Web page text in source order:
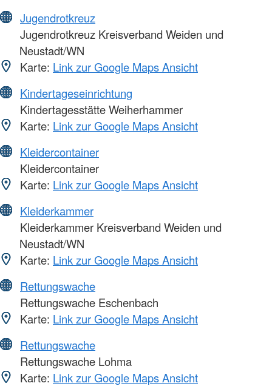
Jugendrotkreuz
Jugendrotkreuz Kreisverband Weiden und
Neustadt/WN
Karte: Link zur Google Maps Ansicht
Kindertageseinrichtung
Kindertagesstätte Weiherhammer
Karte: Link zur Google Maps Ansicht
Kleidercontainer
Kleidercontainer
Karte: Link zur Google Maps Ansicht
Kleiderkammer
Kleiderkammer Kreisverband Weiden und
Neustadt/WN
Karte: Link zur Google Maps Ansicht
Rettungswache
Rettungswache Eschenbach
Karte: Link zur Google Maps Ansicht
Rettungswache
Rettungswache Lohma
Karte: Link zur Google Maps Ansicht